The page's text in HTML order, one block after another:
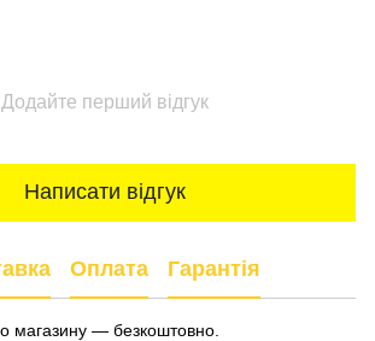
Додайте перший відгук
Написати відгук
Оплата Гарантія
магазину — безкоштовно.